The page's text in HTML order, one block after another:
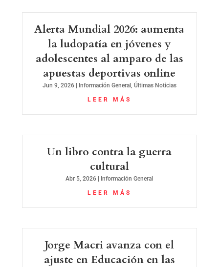
Alerta Mundial 2026: aumenta
la ludopatía en jóvenes y
adolescentes al amparo de las
apuestas deportivas online
Jun 9, 2026| Información General, Últimas Noticias
LEER MÁS
Un libro contra la guerra
cultural
Abr 5, 2026 | Información General
LEER MÁS
Jorge Macri avanza con el
ajuste en Educación en las